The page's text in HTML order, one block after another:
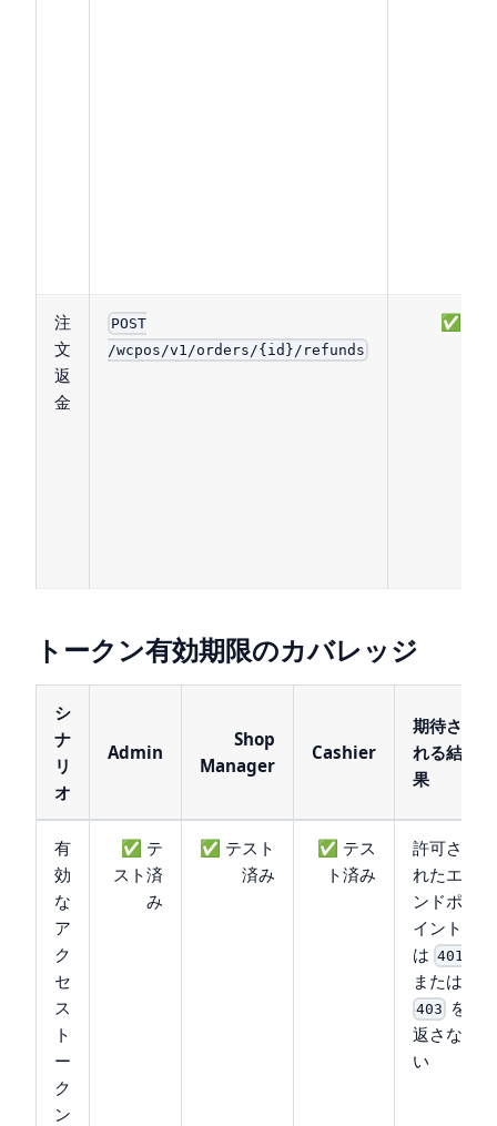
注
文
返
金
POST
/wcpos/v1/orders/{id}/refunds
✅
トークン有効期限のカバレッジ
シ
ナ
リ
オ
Admin
Shop
Manager
Cashier
期待さ
れる結
果
有
効
な
ア
ク
セ
ス
ト
ー
ク
ン
✅ テ
スト済
み
✅ テスト
済み
✅ テス
ト済み
許可さ
れたエ
ンドポ
イント
は 401
または
403
を
返さな
い